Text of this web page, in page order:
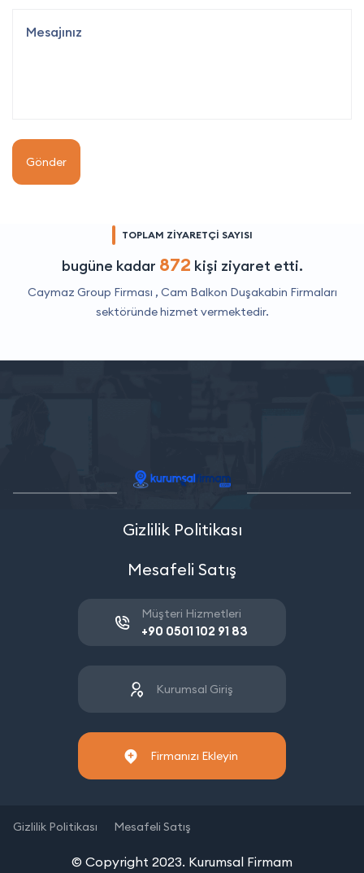
Gönder
TOPLAM ZİYARETÇİ SAYISI
bugüne kadar 872 kişi ziyaret etti.
Caymaz Group Firması , Cam Balkon Duşakabin Firmaları
sektöründe hizmet vermektedir.
Gizlilik Politikası
Mesafeli Satış
Müşteri Hizmetleri
+90 0501 102 91 83
Kurumsal Giriş
Firmanızı Ekleyin
© Copyright 2023. Kurumsal Firmam
Gizlilik Politikası Mesafeli Satış